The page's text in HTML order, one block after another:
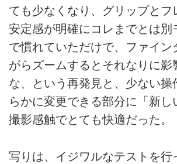
ても少なくなり、グリップとフ
安定感が明確にコレまでとは別
で慣れていただけで、ファイン
がらズームするとそれなりに影
な、という再発見と、少ない操
らかに変更できる部分に「新し
撮影感触でとても快適だった。
写りは、イジワルなテストを行